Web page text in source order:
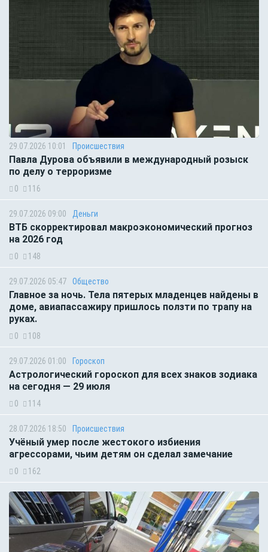
29.07.2026 10:01 Происшествия
Павла Дурова объявили в международный розыск
по делу о терроризме
0 116
29.07.2026 09:00 Деньги
ВТБ скорректировал макроэкономический прогноз
на 2026 год
0 148
29.07.2026 05:47 Общество
Главное за ночь. Тела пятерых младенцев найдены в
доме, авиапассажиру пришлось ползти по трапу на
руках.
0 108
29.07.2026 01:00 Гороскоп
Астрологический гороскоп для всех знаков зодиака
на сегодня — 29 июля
0 114
28.07.2026 18:50 Происшествия
Учёный умер после жестокого избиения
агрессорами, чьим детям он сделал замечание
0 162